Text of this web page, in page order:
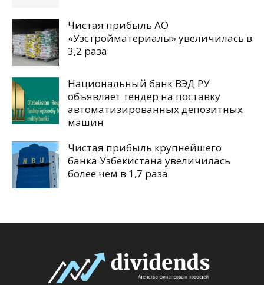
Чистая прибыль АО
«Узстройматериалы» увеличилась в
3,2 раза
Национальный банк ВЭД РУ
объявляет тендер на поставку
автоматизированных депозитных
машин
Чистая прибыль крупнейшего
банка Узбекистана увеличилась
более чем в 1,7 раза